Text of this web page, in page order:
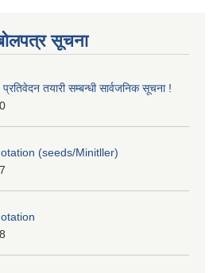
सूचना
प्रतिवेदन तयारी सम्बन्धी सार्वजनिक सूचना !
(seeds/Minitller)